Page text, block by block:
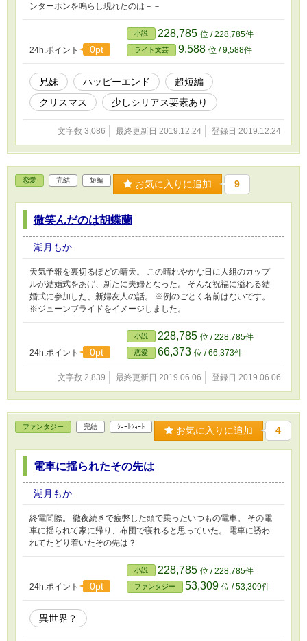
ンターホンを鳴らし現れたのは－－
24h.ポイント 0pt
小説 228,785 位 / 228,785件
ライト文芸 9,588 位 / 9,588件
兄妹 ハッピーエンド
超短編
クリスマス
少しシリアス要素あり
文字数 3,086 最終更新日 2019.12.24 登録日 2019.12.24
恋愛 完結 短編 お気に入りに追加 9
微笑んだのは胡蝶蘭
湖月もか
天気予報を裏切るほどの晴天。 この晴れやかな日に人組のカップ
ルが結婚式をあげ、新たに夫婦となった。 そんな祝福に溢れる結
婚式に参加した、新婦友人の話。 ※例のごとく名前はないです。
※ジューンブライドをイメージしました。
24h.ポイント 0pt
小説 228,785 位 / 228,785件
恋愛 66,373 位 / 66,373件
文字数 2,839 最終更新日 2019.06.06 登録日 2019.06.06
ファンタジー 完結 ｼｮｰﾄｼｮｰﾄ お気に入りに追加 4
電車に揺られたその先は
湖月もか
終電間際。 徹夜続きで疲弊した頭で乗ったいつもの電車。 その電
車に揺られて家に帰り、布団で寝れると思っていた。 電車に誘わ
れてたどり着いたその先は？
24h.ポイント 0pt
小説 228,785 位 / 228,785件
ファンタジー 53,309 位 / 53,309件
異世界？